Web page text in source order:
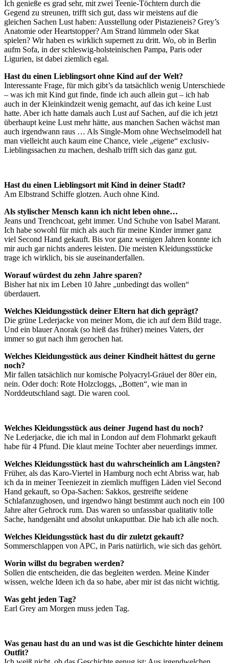
Ich genieße es grad sehr, mit zwei Teenie-Töchtern durch die
Gegend zu streunen, trifft sich gut, dass wir meistens auf die
gleichen Sachen Lust haben: Ausstellung oder Pistazieneis? Grey’s
Anatomie oder Heartstopper? Am Strand lümmeln oder Skat
spielen? Wir haben es wirklich supernett zu dritt. Wo, ob in Berlin
aufm Sofa, in der schleswig-holsteinischen Pampa, Paris oder
Ligurien, ist dabei ziemlich egal.
Hast du einen Lieblingsort ohne Kind auf der Welt?
Interessante Frage, für mich gibt’s da tatsächlich wenig Unterschiede
– was ich mit Kind gut finde, finde ich auch allein gut – ich hab
auch in der Kleinkindzeit wenig gemacht, auf das ich keine Lust
hatte. Aber ich hatte damals auch Lust auf Sachen, auf die ich jetzt
überhaupt keine Lust mehr hätte, aus manchen Sachen wächst man
auch irgendwann raus … Als Single-Mom ohne Wechselmodell hat
man vielleicht auch kaum eine Chance, viele „eigene“ exclusiv-
Lieblingssachen zu machen, deshalb trifft sich das ganz gut.
Hast du einen Lieblingsort mit Kind in deiner Stadt?
Am Elbstrand Schiffe glotzen. Auch ohne Kind.
Als stylischer Mensch kann ich nicht leben ohne…
Jeans und Trenchcoat, geht immer. Und Schuhe von Isabel Marant.
Ich habe sowohl für mich als auch für meine Kinder immer ganz
viel Second Hand gekauft. Bis vor ganz wenigen Jahren konnte ich
mir auch gar nichts anderes leisten. Die meisten Kleidungsstücke
trage ich wirklich, bis sie auseinanderfallen.
Worauf würdest du zehn Jahre sparen?
Bisher hat nix im Leben 10 Jahre „unbedingt das wollen“
überdauert.
Welches Kleidungsstück deiner Eltern hat dich geprägt?
Die grüne Lederjacke von meiner Mom, die ich auf dem Bild trage.
Und ein blauer Anorak (so hieß das früher) meines Vaters, der
immer so gut nach ihm gerochen hat.
Welches Kleidungsstück aus deiner Kindheit hättest du gerne
noch?
Mir fallen tatsächlich nur komische Polyacryl-Gräuel der 80er ein,
nein. Oder doch: Rote Holzcloggs, „Botten“, wie man in
Norddeutschland sagt. Die waren cool.
Welches Kleidungsstück aus deiner Jugend hast du noch?
Ne Lederjacke, die ich mal in London auf dem Flohmarkt gekauft
habe für 4 Pfund. Die klaut meine Tochter aber neuerdings immer.
Welches Kleidungsstück hast du wahrscheinlich am Längsten?
Früher, als das Karo-Viertel in Hamburg noch echt Abriss war, hab
ich da in meiner Teeniezeit in ziemlich muffigen Läden viel Second
Hand gekauft, so Opa-Sachen: Sakkos, gestreifte seidene
Schlafanzughosen, und irgendwo hängt bestimmt auch noch ein 100
Jahre alter Gehrock rum. Das waren so unfasssbar qualitativ tolle
Sache, handgenäht und absolut unkaputtbar. Die hab ich alle noch.
Welches Kleidungsstück hast du dir zuletzt gekauft?
Sommerschlappen von APC, in Paris natürlich, wie sich das gehört.
Worin willst du begraben werden?
Sollen die entscheiden, die das begleiten werden. Meine Kinder
wissen, welche Ideen ich da so habe, aber mir ist das nicht wichtig.
Was geht jeden Tag?
Earl Grey am Morgen muss jeden Tag.
Was genau hast du an und was ist die Geschichte hinter deinem
Outfit?